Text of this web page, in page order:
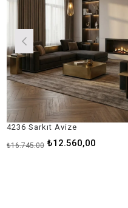
Sarkıt Avize
₺12.560,00